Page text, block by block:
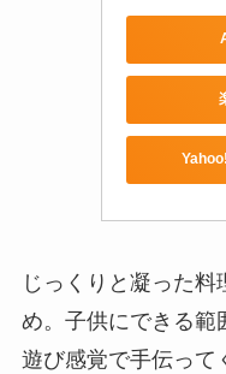
じっくりと凝った
め。子供にできる範
遊び感覚で手伝って